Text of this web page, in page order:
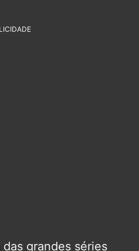
das grandes séries